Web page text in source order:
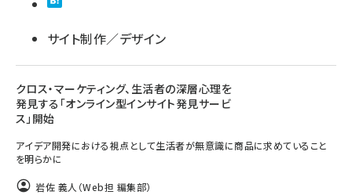
サイト制作／デザイン
クロス・マーケティング、生活者の深層心理を
発見する「オンライン型インサイト発見サービ
ス」開始
アイデア開発における視点として生活者が無意識に商品に求めていること
を明らかに
岩佐 義人（Web担 編集部）